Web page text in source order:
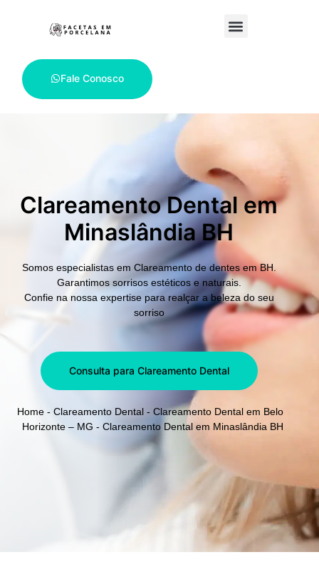
Fale Conosco
Clareamento Dental em
Minaslândia BH
Somos especialistas em Clareamento de dentes em BH.
Garantimos sorrisos estéticos e naturais.
Confie na nossa expertise para realçar a beleza do seu
sorriso
Consulta para Clareamento Dental
Home - Clareamento Dental - Clareamento Dental em Belo
Horizonte – MG - Clareamento Dental em Minaslândia BH